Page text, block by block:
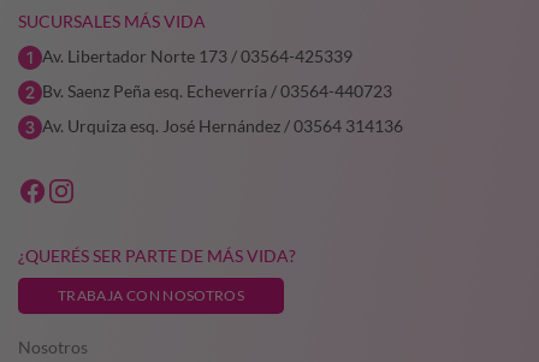
SUCURSALES MÁS VIDA
Av. Libertador Norte 173 / 03564-425339
Bv. Saenz Peña esq. Echeverría / 03564-440723
Av. Urquiza esq. José Hernández / 03564 314136
¿QUERÉS SER PARTE DE MÁS VIDA?
TRABAJA CON NOSOTROS
Nosotros